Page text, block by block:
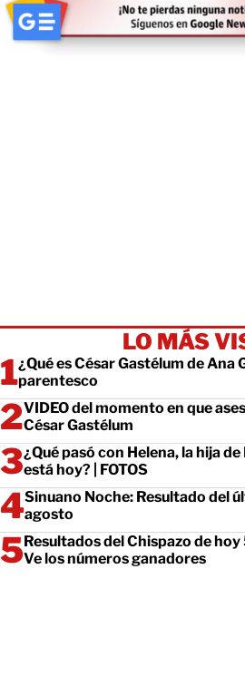
LO MÁS
¿Qué es César Gastélum de Ana
parentesco
VIDEO del momento en que
César Gastélum
¿Qué pasó con Helena, la hija
está hoy? | FOTOS
Sinuano Noche: Resultado del
agosto
Resultados del Chispazo de
Ve los números ganadores